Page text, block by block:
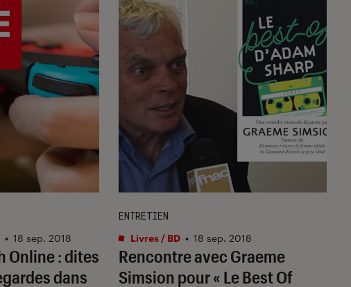
Online : dites
dans
• 18 sep. 2018
Rencontre avec Graeme
Simsion pour « Le Best Of
ENTRETIEN
Livres / BD • 18 sep. 2018